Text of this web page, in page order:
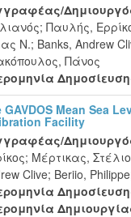
; Παυλής,
Ν.; Banks, Andrew
Πάνος
GAVDOS Mean Sea
Facility
; Μέρτικας,
Clive; Beriio, Philippe